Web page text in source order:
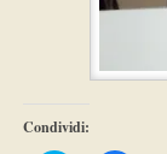
Condividi: